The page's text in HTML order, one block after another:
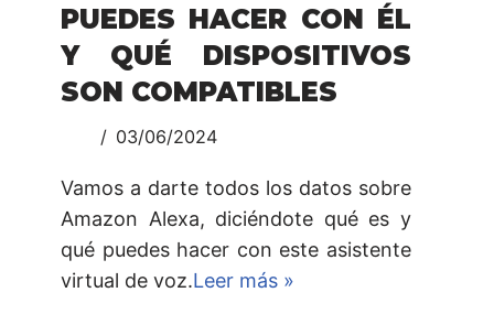
PUEDES HACER CON ÉL
Y QUÉ DISPOSITIVOS
SON COMPATIBLES
03/06/2024
Vamos a darte todos los datos sobre
Amazon Alexa, diciéndote qué es y
qué puedes hacer con este asistente
virtual de voz.Leer más »